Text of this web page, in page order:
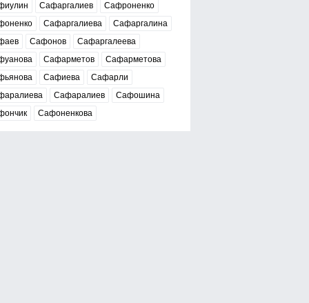
Сафаргалиев
Сафроненко
Сафаргалиева
Сафаргалина
Сафонов
Сафаргалеева
Сафарметов
Сафарметова
Сафиева
Сафарли
Сафаралиев
Сафошина
Сафоненкова